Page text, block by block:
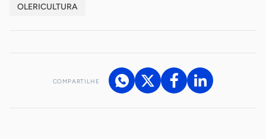
OLERICULTURA
COMPARTILHE